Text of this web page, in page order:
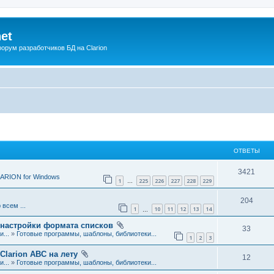
разработчиков БД на Clarion
ОТВЕТЫ
1 … 225 226 227 228 229
for Windows
3421
т
е
1 10 11 12 13 14
...
204О
т
е
формата списков
1 2 3
» Готовые программы, шаблоны, библиотеки...
33
т
ABC на лету
» Готовые программы, шаблоны, библиотеки...
12